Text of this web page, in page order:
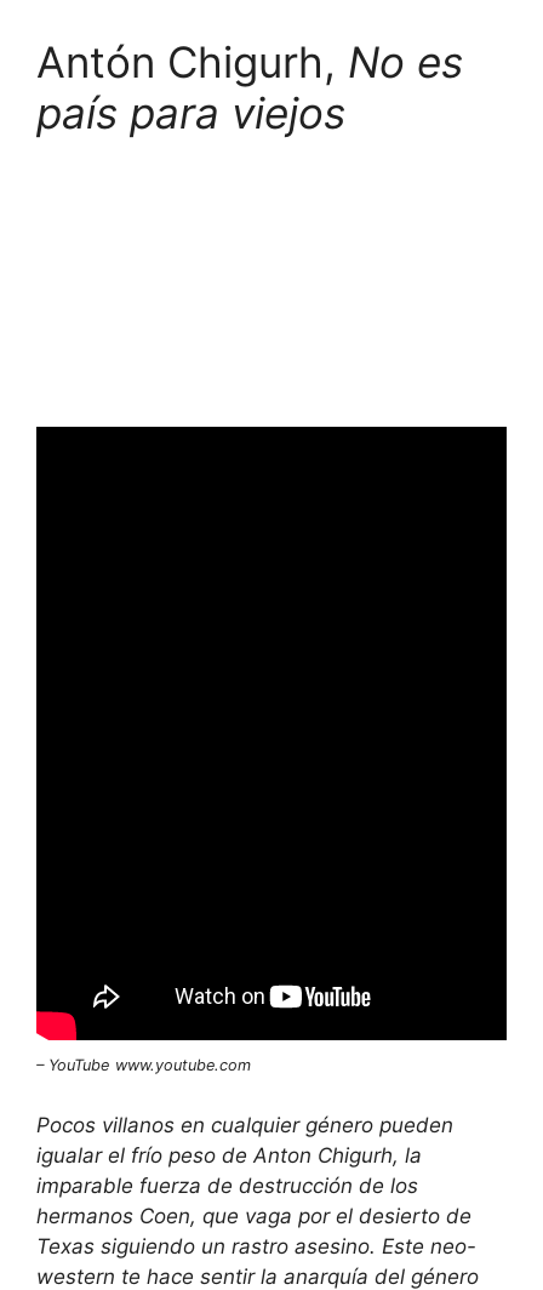
Antón Chigurh, No es
país para viejos
– YouTube www.youtube.com
Pocos villanos en cualquier género pueden
igualar el frío peso de Anton Chigurh, la
imparable fuerza de destrucción de los
hermanos Coen, que vaga por el desierto de
Texas siguiendo un rastro asesino. Este neo-
western te hace sentir la anarquía del género